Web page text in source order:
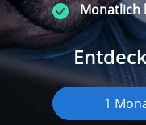
Monatlich
1